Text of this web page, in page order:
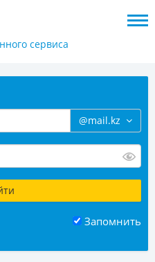
сервиса
@mail.kz
Запомнить